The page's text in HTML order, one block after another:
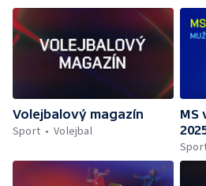
Volejbalový magazín
Sport
Volejbal
MS